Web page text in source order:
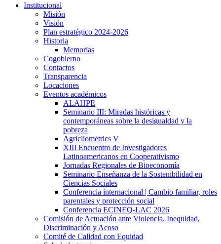
Institucional
Misión
Visión
Plan estratégico 2024-2026
Historia
Memorias
Cogobierno
Contactos
Transparencia
Locaciones
Eventos académicos
ALAHPE
Seminario III: Miradas históricas y
contemporáneas sobre la desigualdad y la
pobreza
Agricliometrics V
XIII Encuentro de Investigadores
Latinoamericanos en Cooperativismo
Jornadas Regionales de Bioeconomía
Seminario Enseñanza de la Sostenibilidad en
Ciencias Sociales
Conferencia internacional | Cambio familiar, roles
parentales y protección social
Conferencia ECINEQ-LAC 2026
Comisión de Actuación ante Violencia, Inequidad,
Discriminación y Acoso
Comité de Calidad con Equidad